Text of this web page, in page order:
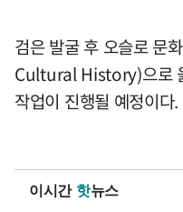
검은 발굴 후 오슬로 문
Cultural History)으로
작업이 진행될 예정이다.
이시간 핫뉴스